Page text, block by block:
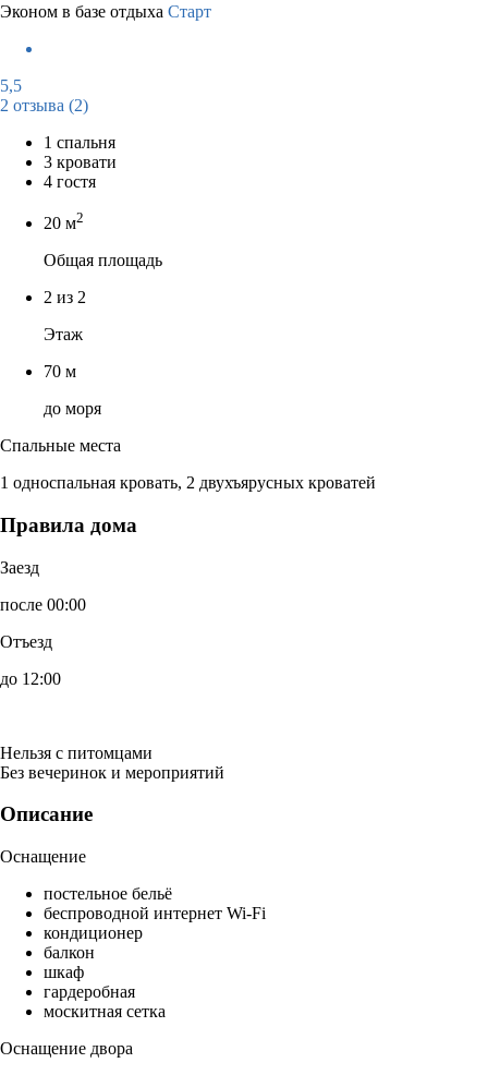
Эконом в базе отдыха Старт
5,5
2 отзыва (2)
1 спальня
3 кровати
4 гостя
20 м2
Общая площадь
2 из 2
Этаж
70 м
до моря
Спальные места
1 односпальная кровать, 2 двухъярусных кроватей
Правила дома
Заезд
после 00:00
Отъезд
до 12:00
Нельзя с питомцами
Без вечеринок и мероприятий
Описание
Оснащение
постельное бельё
беспроводной интернет Wi-Fi
кондиционер
балкон
шкаф
гардеробная
москитная сетка
Оснащение двора